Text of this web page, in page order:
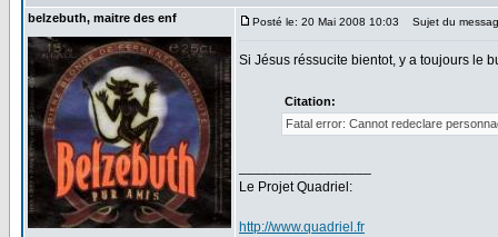
belzebuth, maitre des enf Posté le: 20 Mai 2008 10:03 Sujet du
Si Jésus réssucite bientot, y a toujours le
Citation:
Fatal error: Cannot redeclare
Le Projet Quadriel:
http://www.quadriel.fr